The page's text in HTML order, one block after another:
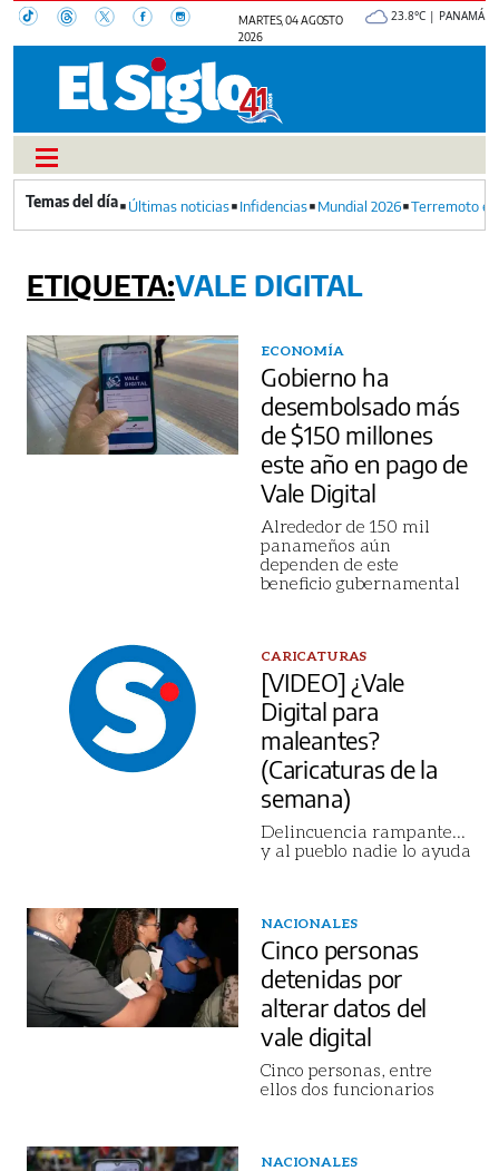
MARTES, 04 AGOSTO
2026
23.8°C | PANAMÁ
Últimas noticias Infidencias Mundial 2026 Terremoto
VALE DIGITAL
ECONOMÍA
Gobierno ha
desembolsado más
de $150 millones
este año en pago de
Vale Digital
Alrededor de 150 mil
panameños aún
dependen de este
beneficio gubernamental
CARICATURAS
[VIDEO] ¿Vale
Digital para
maleantes?
(Caricaturas de la
semana)
Delincuencia rampante...
y al pueblo nadie lo ayuda
NACIONALES
Cinco personas
detenidas por
alterar datos del
vale digital
Cinco personas, entre
ellos dos funcionarios
NACIONALES